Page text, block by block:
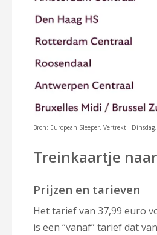
Bron: European Sleeper. Vertrekt :
Treinkaartje
Prijzen en tarieven
Het tarief van 37,99 euro
is een “vanaf” tarief dat